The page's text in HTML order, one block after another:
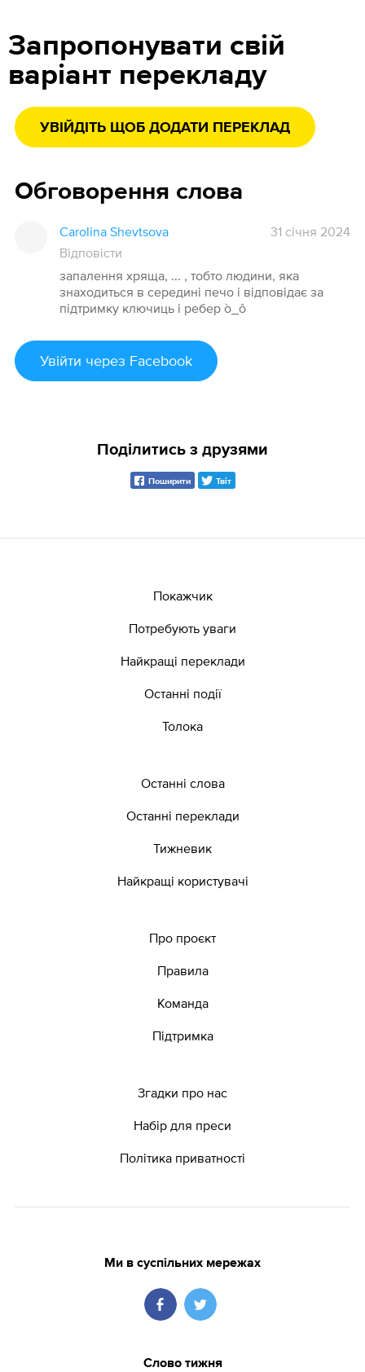
Запропонувати свій
варіант перекладу
УВІЙДІТЬ ЩОБ ДОДАТИ ПЕРЕКЛАД
Обговорення слова
Carolina Shevtsova
31 січня 2024
Відповісти
запалення хряща, ... , тобто людини, яка
знаходиться в середині печо і відповідає за
підтримку ключиць і ребер ò_ô
Увійти через Facebook
Поділитись з друзями
Поширити Твіт
Покажчик
Потребують уваги
Найкращі переклади
Останні події
Толока
Останні слова
Останні переклади
Тижневик
Найкращі користувачі
Про проєкт
Правила
Команда
Підтримка
Згадки про нас
Набір для преси
Політика приватності
Ми в суспільних мережах
Слово тижня